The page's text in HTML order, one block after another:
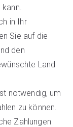
in Ihr
Sie auf die
den
Land
notwendig, um
zu können.
Zahlungen